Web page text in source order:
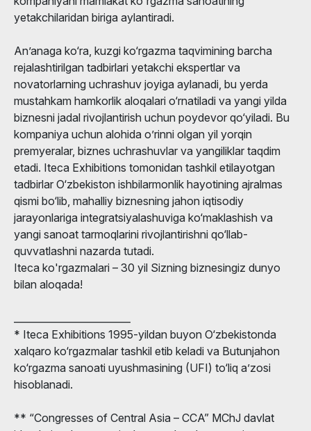
yetakchilaridan biriga aylantiradi.
An’anaga ko‘ra, kuzgi ko‘rgazma taqvimining barcha
rejalashtirilgan tadbirlari yetakchi ekspertlar va
novatorlarning uchrashuv joyiga aylanadi, bu yerda
mustahkam hamkorlik aloqalari o‘rnatiladi va yangi yilda
biznesni jadal rivojlantirish uchun poydevor qo‘yiladi. Bu
kompaniya uchun alohida o’rinni olgan yil yorqin
premyeralar, biznes uchrashuvlar va yangiliklar taqdim
etadi. Iteca Exhibitions tomonidan tashkil etilayotgan
tadbirlar O‘zbekiston ishbilarmonlik hayotining ajralmas
qismi bo‘lib, mahalliy biznesning jahon iqtisodiy
jarayonlariga integratsiyalashuviga ko‘maklashish va
yangi sanoat tarmoqlarini rivojlantirishni qo‘llab-
quvvatlashni nazarda tutadi.
Iteca ko'rgazmalari – 30 yil Sizning biznesingiz dunyo
bilan aloqada!
* Iteca Exhibitions 1995-yildan buyon O‘zbekistonda
xalqaro ko‘rgazmalar tashkil etib keladi va Butunjahon
ko‘rgazma sanoati uyushmasining (UFI) to‘liq a’zosi
hisoblanadi.
** “Congresses of Central Asia – CCA” MChJ davlat